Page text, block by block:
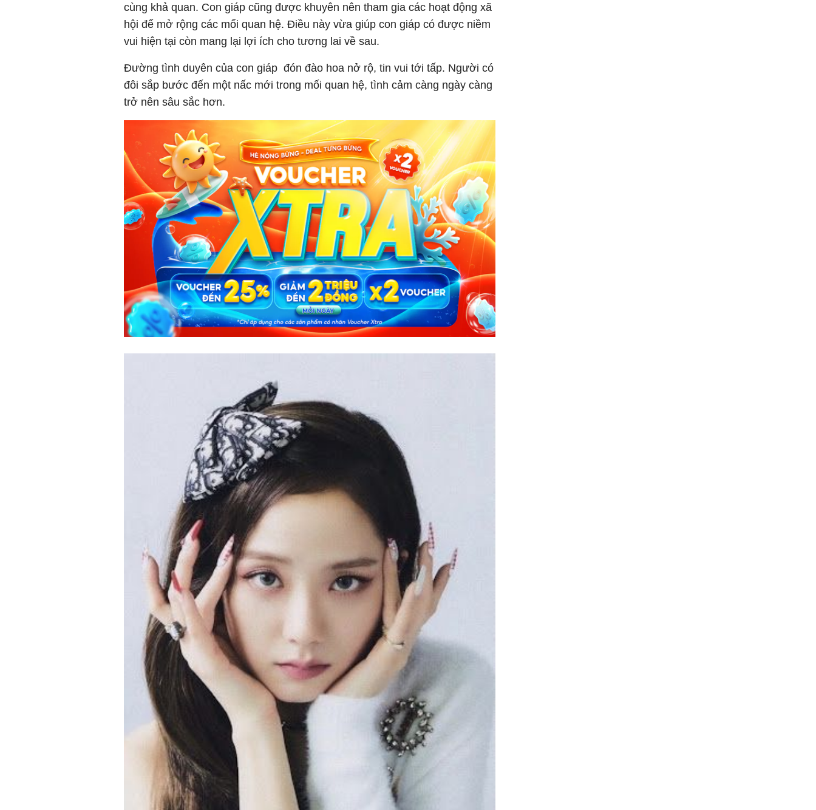
cùng khả quan. Con giáp cũng được khuyên nên tham gia các hoạt động xã
hội để mở rộng các mối quan hệ. Điều này vừa giúp con giáp có được niềm
vui hiện tại còn mang lại lợi ích cho tương lai về sau.
Đường tình duyên của con giáp đón đào hoa nở rộ, tin vui tới tấp. Người có
đôi sắp bước đến một nấc mới trong mối quan hệ, tình cảm càng ngày càng
trở nên sâu sắc hơn.